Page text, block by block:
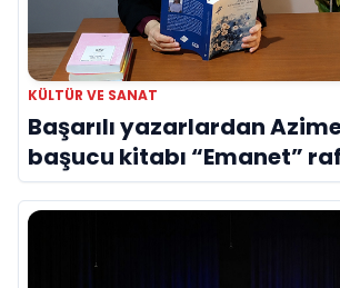
KÜLTÜR VE SANAT
Başarılı yazarlardan
başucu kitabı “Emanet”
yerini aldı